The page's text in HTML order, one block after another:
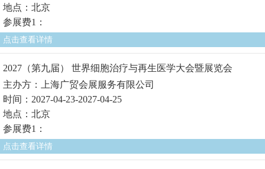
地点：北京
参展费1：
点击查看详情
2027（第九届） 世界细胞治疗与再生医学大会暨展览会
主办方：上海广贸会展服务有限公司
时间：2027-04-23-2027-04-25
地点：北京
参展费1：
点击查看详情